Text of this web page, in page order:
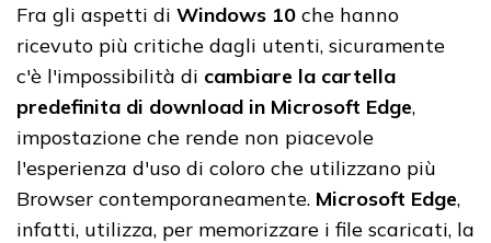
Fra gli aspetti di Windows 10 che hanno
ricevuto più critiche dagli utenti, sicuramente
c'è l'impossibilità di cambiare la cartella
predefinita di download in Microsoft Edge,
impostazione che rende non piacevole
l'esperienza d'uso di coloro che utilizzano più
Browser contemporaneamente. Microsoft Edge,
infatti, utilizza, per memorizzare i file scaricati, la